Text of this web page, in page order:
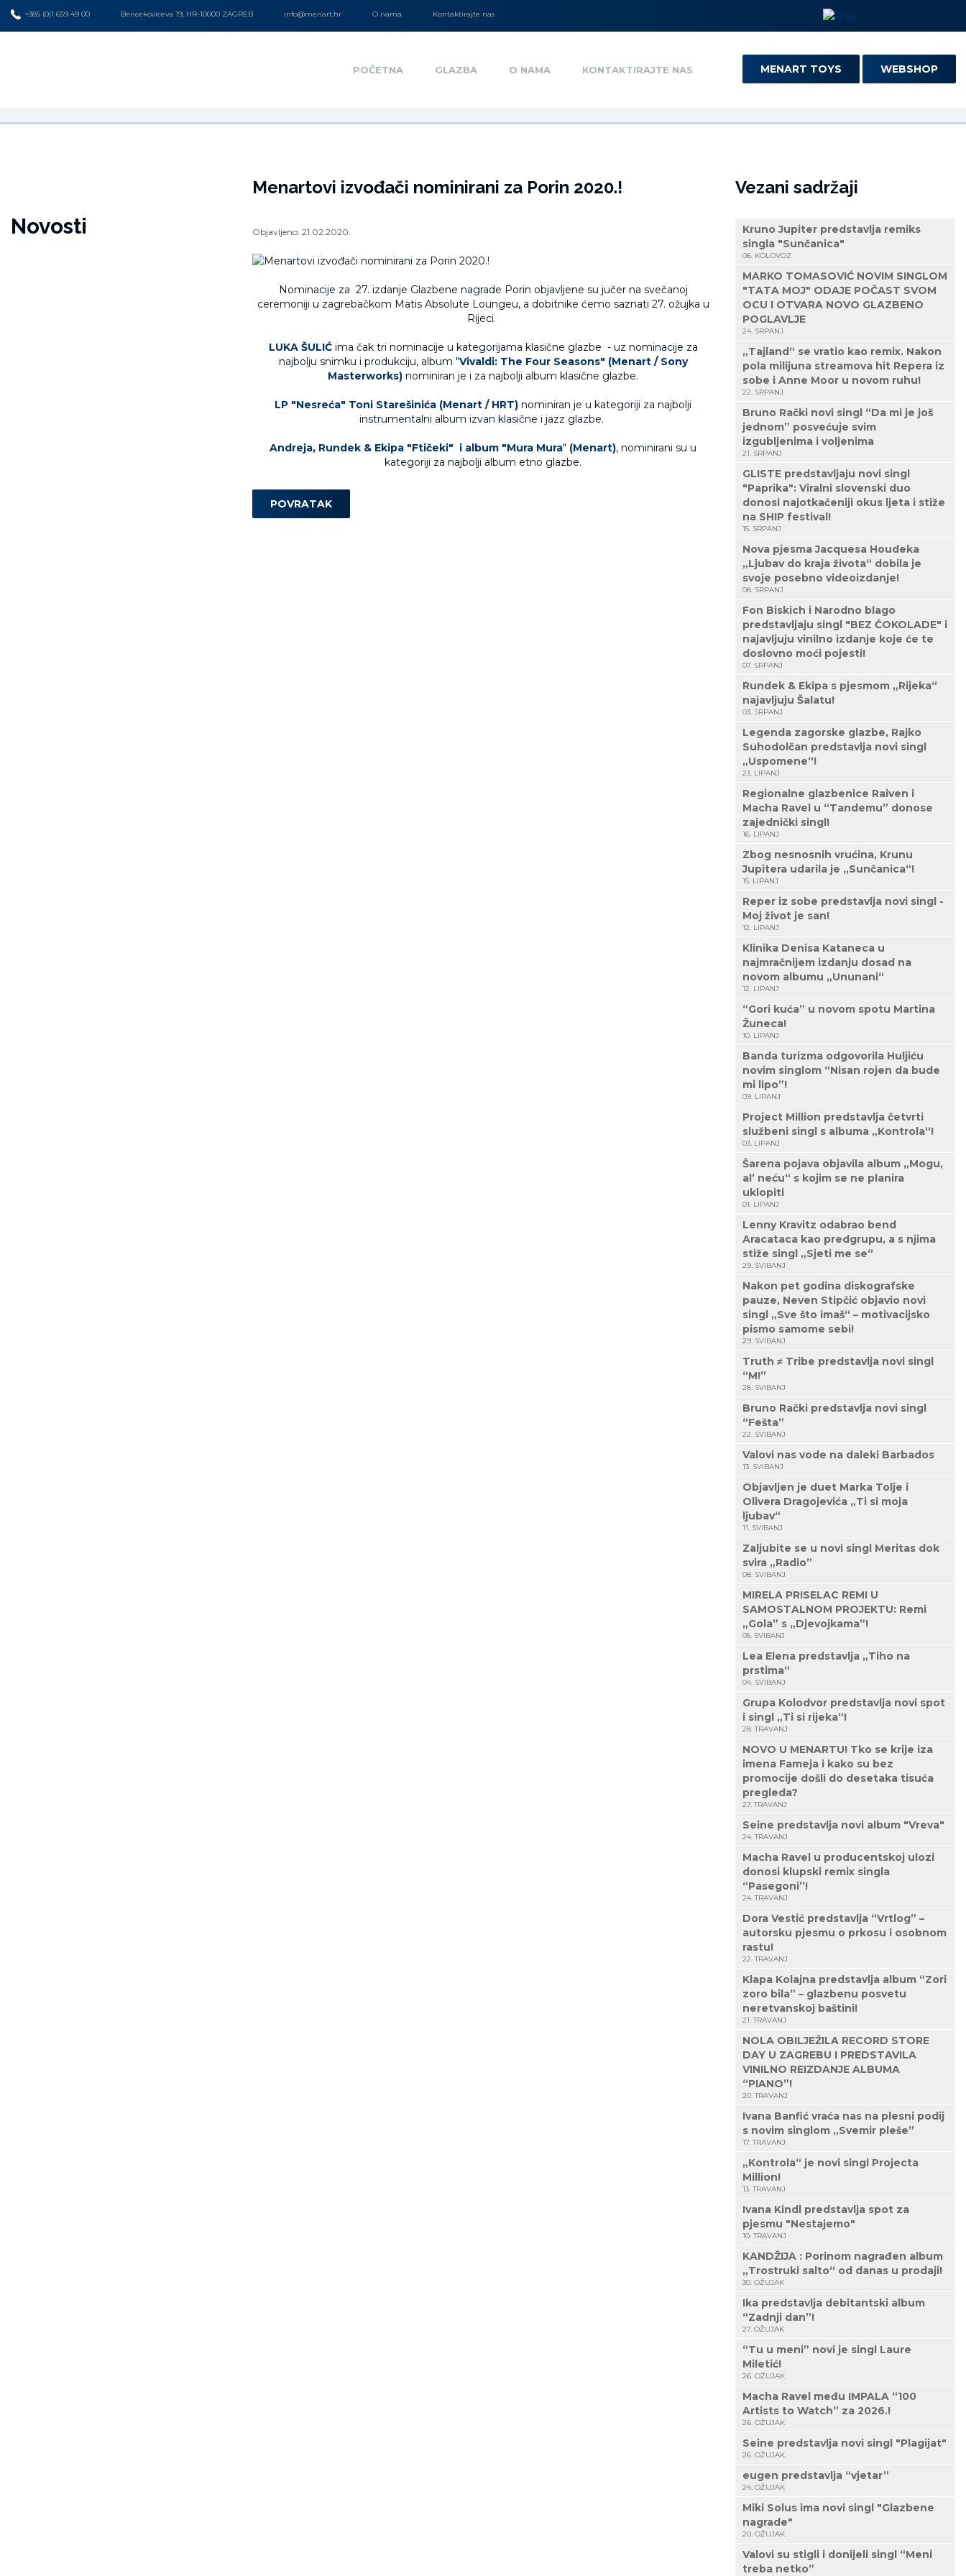
+385 (0)1 659 49 00 Bencekoviceva 19, HR-10000 ZAGREB info@menart.hr O nama Kontaktirajte nas
POČETNA GLAZBA O NAMA KONTAKTIRAJTE NAS MENART TOYS WEBSHOP
Novosti
Menartovi izvođači nominirani za Porin 2020.!
Objavljeno: 21.02.2020.
Nominacije za 27. izdanje Glazbene nagrade Porin objavljene su jučer na svečanoj
ceremoniji u zagrebačkom Matis Absolute Loungeu, a dobitnike ćemo saznati 27. ožujka u
Rijeci.
LUKA ŠULIĆima čak tri nominacije u kategorijama klasične glazbe - uz nominacije za
najbolju snimku i produkciju, album "Vivaldi: The Four Seasons" (Menart / Sony
Masterworks) nominiran je i za najbolji album klasične glazbe.
LP "Nesreća" Toni Starešinića (Menart / HRT) nominiran je u kategoriji za najbolji
instrumentalni album izvan klasične i jazz glazbe.
Andreja, Rundek & Ekipa "Ftičeki" i album "Mura Mura" (Menart), nominirani su u
kategoriji za najbolji album etno glazbe.
POVRATAK
Vezani sadržaji
Kruno Jupiter predstavlja remiks
singla "Sunčanica"
06. KOLOVOZ
MARKO TOMASOVIĆ NOVIM SINGLOM
"TATA MOJ" ODAJE POČAST SVOM
OCU I OTVARA NOVO GLAZBENO
POGLAVLJE
24. SRPANJ
„Tajland“ se vratio kao remix. Nakon
pola milijuna streamova hit Repera iz
sobe i Anne Moor u novom ruhu!
22. SRPANJ
Bruno Rački novi singl “Da mi je još
jednom” posvećuje svim
izgubljenima i voljenima
21. SRPANJ
GLISTE predstavljaju novi singl
"Paprika": Viralni slovenski duo
donosi najotkačeniji okus ljeta i stiže
na SHIP festival!
15. SRPANJ
Nova pjesma Jacquesa Houdeka
„Ljubav do kraja života“ dobila je
svoje posebno videoizdanje!
08. SRPANJ
Fon Biskich i Narodno blago
predstavljaju singl "BEZ ČOKOLADE" i
najavljuju vinilno izdanje koje će te
doslovno moći pojesti!
07. SRPANJ
Rundek & Ekipa s pjesmom „Rijeka“
najavljuju Šalatu!
03. SRPANJ
Legenda zagorske glazbe, Rajko
Suhodolčan predstavlja novi singl
„Uspomene“!
23. LIPANJ
Regionalne glazbenice Raiven i
Macha Ravel u “Tandemu” donose
zajednički singl!
16. LIPANJ
Zbog nesnosnih vrućina, Krunu
Jupitera udarila je „Sunčanica“!
15. LIPANJ
Reper iz sobe predstavlja novi singl -
Moj život je san!
12. LIPANJ
Klinika Denisa Kataneca u
najmračnijem izdanju dosad na
novom albumu „Ununani“
12. LIPANJ
“Gori kuća” u novom spotu Martina
Žuneca!
10. LIPANJ
Banda turizma odgovorila Huljiću
novim singlom “Nisan rojen da bude
mi lipo”!
09. LIPANJ
Project Million predstavlja četvrti
službeni singl s albuma „Kontrola“!
03. LIPANJ
Šarena pojava objavila album „Mogu,
al’ neću“ s kojim se ne planira
uklopiti
01. LIPANJ
Lenny Kravitz odabrao bend
Aracataca kao predgrupu, a s njima
stiže singl „Sjeti me se“
29. SVIBANJ
Nakon pet godina diskografske
pauze, Neven Stipčić objavio novi
singl „Sve što imaš“ – motivacijsko
pismo samome sebi!
29. SVIBANJ
Truth ≠ Tribe predstavlja novi singl
“M!”
28. SVIBANJ
Bruno Rački predstavlja novi singl
“Fešta”
22. SVIBANJ
Valovi nas vode na daleki Barbados
13. SVIBANJ
Objavljen je duet Marka Tolje i
Olivera Dragojevića „Ti si moja
ljubav“
11. SVIBANJ
Zaljubite se u novi singl Meritas dok
svira „Radio”
08. SVIBANJ
MIRELA PRISELAC REMI U
SAMOSTALNOM PROJEKTU: Remi
„Gola” s „Djevojkama”!
05. SVIBANJ
Lea Elena predstavlja „Tiho na
prstima“
04. SVIBANJ
Grupa Kolodvor predstavlja novi spot
i singl „Ti si rijeka“!
28. TRAVANJ
NOVO U MENARTU! Tko se krije iza
imena Fameja i kako su bez
promocije došli do desetaka tisuća
pregleda?
27. TRAVANJ
Seine predstavlja novi album "Vreva"
24. TRAVANJ
Macha Ravel u producentskoj ulozi
donosi klupski remix singla
“Pasegoni”!
24. TRAVANJ
Dora Vestić predstavlja “Vrtlog” –
autorsku pjesmu o prkosu i osobnom
rastu!
22. TRAVANJ
Klapa Kolajna predstavlja album “Zori
zoro bila” – glazbenu posvetu
neretvanskoj baštini!
21. TRAVANJ
NOLA OBILJEŽILA RECORD STORE
DAY U ZAGREBU I PREDSTAVILA
VINILNO REIZDANJE ALBUMA
“PIANO”!
20. TRAVANJ
Ivana Banfić vraća nas na plesni podij
s novim singlom „Svemir pleše”
17. TRAVANJ
„Kontrola“ je novi singl Projecta
Million!
13. TRAVANJ
Ivana Kindl predstavlja spot za
pjesmu "Nestajemo"
10. TRAVANJ
KANDŽIJA : Porinom nagrađen album
„Trostruki salto“ od danas u prodaji!
30. OŽUJAK
Ika predstavlja debitantski album
“Zadnji dan”!
27. OŽUJAK
“Tu u meni” novi je singl Laure
Miletić!
26. OŽUJAK
Macha Ravel među IMPALA “100
Artists to Watch” za 2026.!
26. OŽUJAK
Seine predstavlja novi singl "Plagijat"
26. OŽUJAK
eugen predstavlja “vjetar”
24. OŽUJAK
Miki Solus ima novi singl "Glazbene
nagrade"
20. OŽUJAK
Valovi su stigli i donijeli singl “Meni
treba netko”